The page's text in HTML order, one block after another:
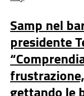
Samp nel
presidente
gettando le